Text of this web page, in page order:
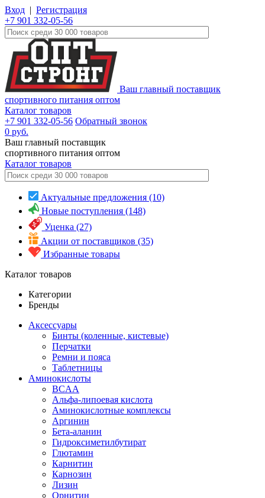
Вход | Регистрация
+7 901 332-05-56
Ваш главный поставщик
спортивного питания оптом
Каталог товаров
+7 901 332-05-56 Обратный звонок
0 руб.
Ваш главный поставщик
спортивного питания оптом
Каталог товаров
Актуальные предложения (10)
Новые поступления (148)
Уценка (27)
Акции от поставщиков (35)
Избранные товары
Каталог товаров
Категории
Бренды
Аксессуары
Бинты (коленные, кистевые)
Перчатки
Ремни и пояса
Таблетницы
Аминокислоты
BCAA
Альфа-липоевая кислота
Аминокислотные комплексы
Аргинин
Бета-аланин
Гидроксиметилбутират
Глютамин
Карнитин
Карнозин
Лизин
Орнитин